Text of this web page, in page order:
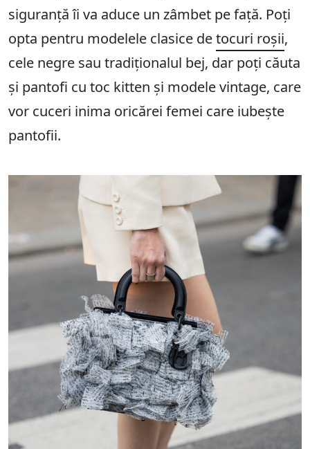
siguranță îi va aduce un zâmbet pe față. Poți
opta pentru modelele clasice detocuri roșii,
cele negre sau tradiționalul bej, dar poți căuta
și pantofi cu toc kitten și modele vintage, care
vor cuceri inima oricărei femei care iubește
pantofii.